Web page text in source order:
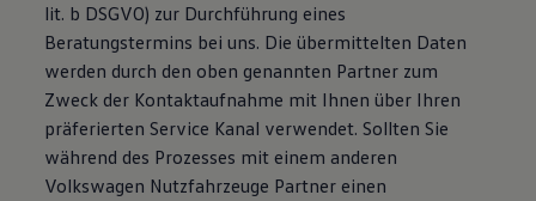
lit. b DSGVO) zur Durchführung eines
Beratungstermins bei uns. Die übermittelten Daten
werden durch den oben genannten Partner zum
Zweck der Kontaktaufnahme mit Ihnen über Ihren
präferierten Service Kanal verwendet. Sollten Sie
während des Prozesses mit einem anderen
Volkswagen Nutzfahrzeuge Partner einen